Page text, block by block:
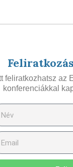
feliratkozhatsz az
konferenciákkal